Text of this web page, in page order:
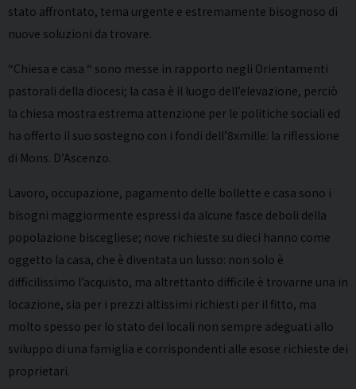
stato affrontato, tema urgente e estremamente bisognoso di
nuove soluzioni da trovare.
“Chiesa e casa “ sono messe in rapporto negli Orientamenti
pastorali della diocesi; la casa è il luogo dell’elevazione, perciò
la chiesa mostra estrema attenzione per le politiche sociali ed
ha offerto il suo sostegno con i fondi dell’8xmille: la riflessione
di Mons. D’Ascenzo.
Lavoro, occupazione, pagamento delle bollette e casa sono i
bisogni maggiormente espressi da alcune fasce deboli della
popolazione biscegliese; nove richieste su dieci hanno come
oggetto la casa, che è diventata un lusso: non solo è
difficilissimo l’acquisto, ma altrettanto difficile è trovarne una in
locazione, sia per i prezzi altissimi richiesti per il fitto, ma
molto spesso per lo stato dei locali non sempre adeguati allo
sviluppo di una famiglia e corrispondenti alle esose richieste dei
proprietari.